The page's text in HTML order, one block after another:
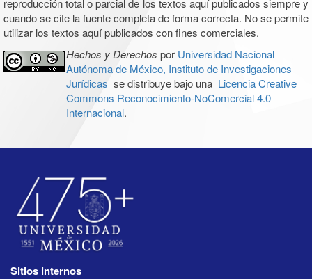
reproducción total o parcial de los textos aquí publicados siempre y
cuando se cite la fuente completa de forma correcta. No se permite
utilizar los textos aquí publicados con fines comerciales.
Hechos y Derechos por Universidad Nacional
Autónoma de México, Instituto de Investigaciones
Jurídicas se distribuye bajo una Licencia Creative
Commons Reconocimiento-NoComercial 4.0
Internacional.
Sitios internos